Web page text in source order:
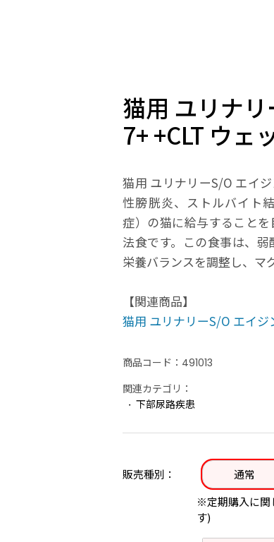
猫用 ユリナ
7+ +CLT ウェ
猫用 ユリナリーS/O エイ
性膀胱炎、ストルバイト
症）の猫に給与すること
法食です。この食事は、
栄養バランスを調整し、マ
【関連商品】
猫用 ユリナリーS/O エイジ
商品コード： 491013
関連カテゴリ：
下部尿路疾患
販売種別 通常
※定期購入に関
す)